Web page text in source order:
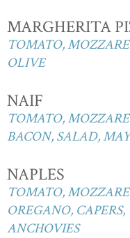
MARGHERITA
TOMATO,
OLIVE
NAIF
TOMATO,
BACON, SALAD,
NAPLES
TOMATO,
OREGANO, CAPERS,
ANCHOVIES